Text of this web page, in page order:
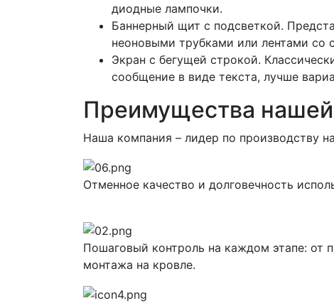
диодные лампочки.
Баннерный щит с подсветкой.
неоновыми трубками или лентами со
Экран с бегущей строкой.
сообщение в виде текста, лучше
Преимущества
Наша компания – лидер по производству
Отменное качество и долговечность
Пошаговый контроль на каждом этапе: от
монтажа на кровле.